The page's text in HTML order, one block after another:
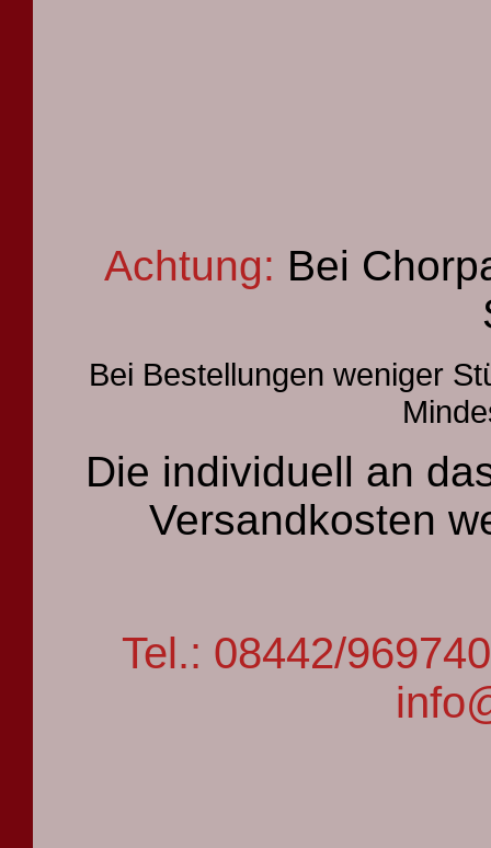
Achtung: Bei
Bei Bestellungen weniger
Die individuell an
Versandkosten
Tel.: 08442/